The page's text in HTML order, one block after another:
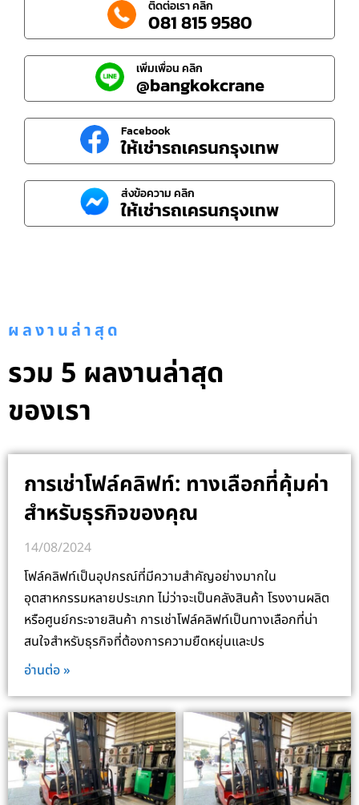
ติดต่อเรา คลิก
081 815 9580
เพิ่มเพื่อน คลิก
@bangkokcrane
Facebook
ให้เช่ารถเครนกรุงเทพ
ส่งข้อความ คลิก
ให้เช่ารถเครนกรุงเทพ
ผลงานล่าสุด
รวม 5 ผลงานล่าสุด
ของเรา
การเช่าโฟล์คลิฟท์: ทางเลือกที่คุ้มค่า
สำหรับธุรกิจของคุณ
14/08/2024
โฟล์คลิฟท์เป็นอุปกรณ์ที่มีความสำคัญอย่างมากใน
อุตสาหกรรมหลายประเภท ไม่ว่าจะเป็นคลังสินค้า โรงงานผลิต
หรือศูนย์กระจายสินค้า การเช่าโฟล์คลิฟท์เป็นทางเลือกที่น่า
สนใจสำหรับธุรกิจที่ต้องการความยืดหยุ่นและปร
อ่านต่อ »